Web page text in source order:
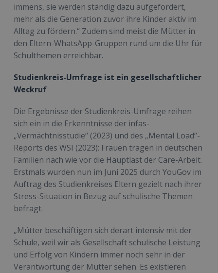
immens, sie werden ständig dazu aufgefordert,
mehr als die Generation zuvor ihre Kinder aktiv im
Alltag zu fördern.“ Zudem sind meist die Mütter in
den Eltern-WhatsApp-Gruppen rund um die Uhr für
Schulthemen erreichbar.
Studienkreis-Umfrage ist ein gesellschaftlicher
Weckruf
Die Ergebnisse der Studienkreis-Umfrage reihen
sich ein in die Erkenntnisse der infas-
„Vermächtnisstudie“ (2023) und des „Mental Load“-
Reports des WSI (2023): Frauen tragen in deutschen
Familien nach wie vor die Hauptlast der Care-Arbeit.
Erstmals wurden nun im Juni 2025 durch YouGov im
Auftrag des Studienkreises Eltern gezielt nach ihrer
Stress-Situation in Bezug auf schulische Themen
befragt.
„Mütter beschäftigen sich derart intensiv mit der
Schule, weil wir als Gesellschaft schulische Leistung
und Erfolg von Kindern immer noch sehr in der
Verantwortung der Mutter sehen. Es existieren